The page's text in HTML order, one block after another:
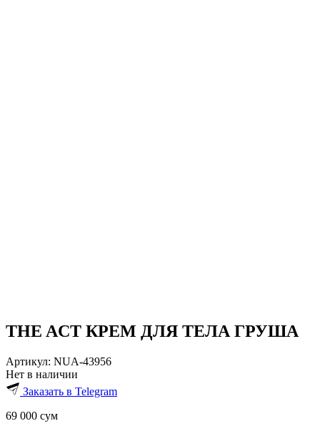
THE ACT КРЕМ ДЛЯ ТЕЛА ГРУША
Артикул: NUA-43956
Нет в наличии
Заказать в Telegram
69 000 сум